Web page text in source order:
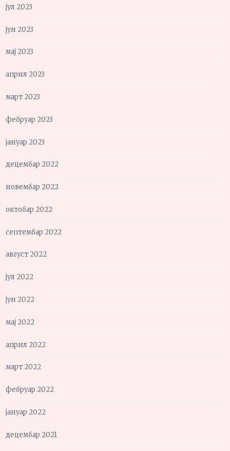
јул 2023
јун 2023
мај 2023
април 2023
март 2023
фебруар 2023
јануар 2023
децембар 2022
новембар 2022
октобар 2022
септембар 2022
август 2022
јул 2022
јун 2022
мај 2022
април 2022
март 2022
фебруар 2022
јануар 2022
децембар 2021